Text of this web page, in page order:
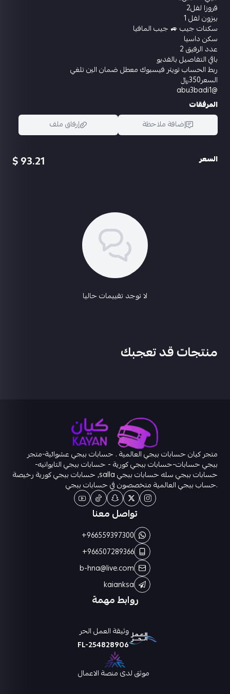
قروزا لفل2
بيزون لفل 1
سكنات جيب 🚙 جيب المافيا
سكن داسيا
عدد الرفيق 2
باقي التفاصيل بالفديو
ربط الحساب تويتر فيسبوك معطل ضمان الين تلغي
السعر350﷼
@abu3badi1
المرفقات
إضافة ملاحظة
إرفاق ملف
السعر 93.21 $
لا توجد تقييمات حاليا
منتجات قد تعجبك
متجر كيان حسابات ببجي العالمية . حسابات ببجي عشوائية-متجر
ببجي حسابات-حسابات ببجي كورية - حسابات ببجي التايوانيه-
حسابات ببجي سله حسابات ببجي salla, حسابات ببجي كورية رخيصة
.حساب ببجي العالمية متخصصون في حسابات ببجي
روابط مهمة
تواصل معنا
+966559397300
+966507289366
b-hna@live.com
kaianksa
وثيقة العمل الحر
FL-254828906
موثق لدى منصة الاعمال